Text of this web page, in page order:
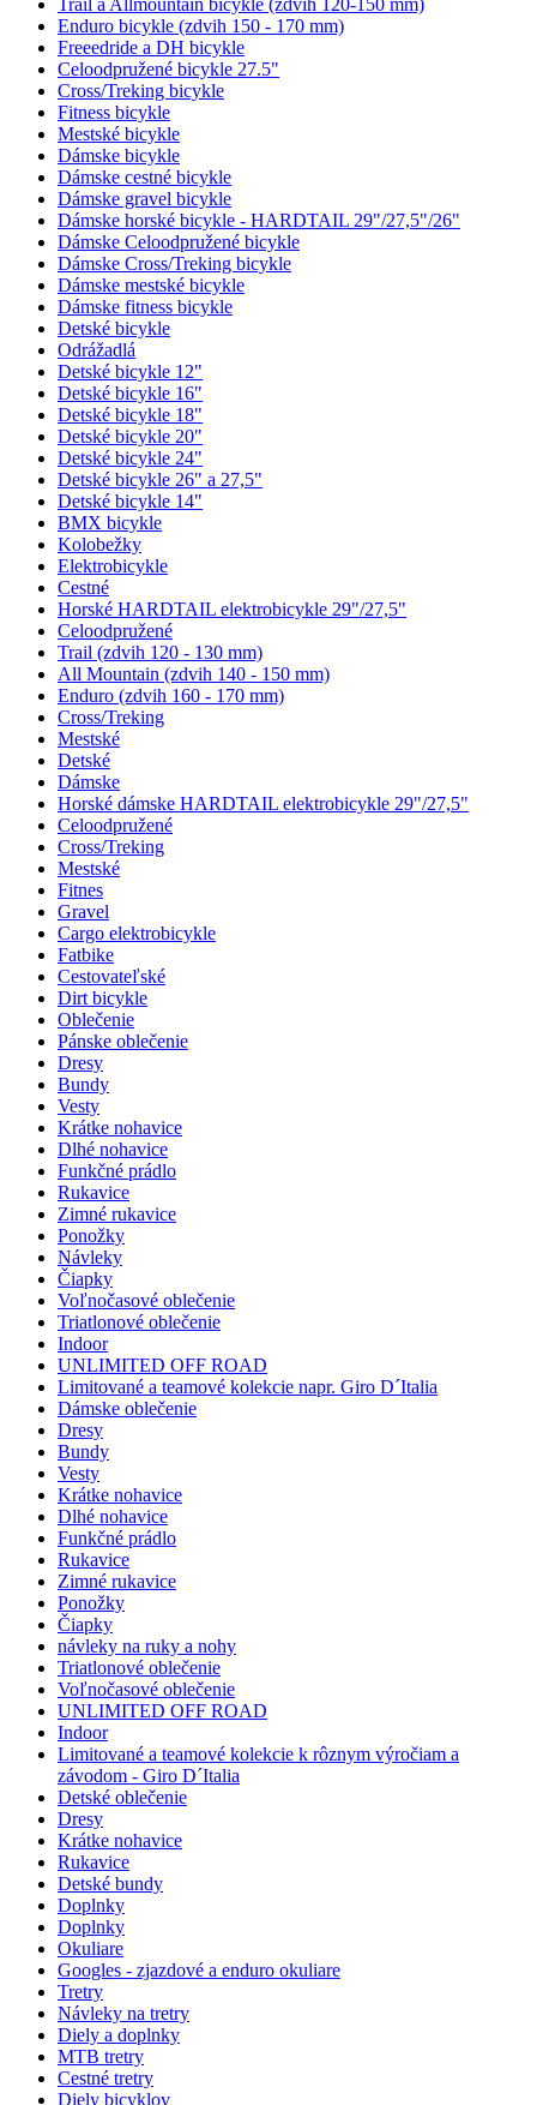
Trail a Allmountain bicykle (zdvih 120-150 mm)
Enduro bicykle (zdvih 150 - 170 mm)
Freeedride a DH bicykle
Celoodpružené bicykle 27.5"
Cross/Treking bicykle
Fitness bicykle
Mestské bicykle
Dámske bicykle
Dámske cestné bicykle
Dámske gravel bicykle
Dámske horské bicykle - HARDTAIL 29"/27,5"/26"
Dámske Celoodpružené bicykle
Dámske Cross/Treking bicykle
Dámske mestské bicykle
Dámske fitness bicykle
Detské bicykle
Odrážadlá
Detské bicykle 12"
Detské bicykle 16"
Detské bicykle 18"
Detské bicykle 20"
Detské bicykle 24"
Detské bicykle 26" a 27,5"
Detské bicykle 14"
BMX bicykle
Kolobežky
Elektrobicykle
Cestné
Horské HARDTAIL elektrobicykle 29"/27,5"
Celoodpružené
Trail (zdvih 120 - 130 mm)
All Mountain (zdvih 140 - 150 mm)
Enduro (zdvih 160 - 170 mm)
Cross/Treking
Mestské
Detské
Dámske
Horské dámske HARDTAIL elektrobicykle 29"/27,5"
Celoodpružené
Cross/Treking
Mestské
Fitnes
Gravel
Cargo elektrobicykle
Fatbike
Cestovateľské
Dirt bicykle
Oblečenie
Pánske oblečenie
Dresy
Bundy
Vesty
Krátke nohavice
Dlhé nohavice
Funkčné prádlo
Rukavice
Zimné rukavice
Ponožky
Návleky
Čiapky
Voľnočasové oblečenie
Triatlonové oblečenie
Indoor
UNLIMITED OFF ROAD
Limitované a teamové kolekcie napr. Giro D´Italia
Dámske oblečenie
Dresy
Bundy
Vesty
Krátke nohavice
Dlhé nohavice
Funkčné prádlo
Rukavice
Zimné rukavice
Ponožky
Čiapky
návleky na ruky a nohy
Triatlonové oblečenie
Voľnočasové oblečenie
UNLIMITED OFF ROAD
Indoor
Limitované a teamové kolekcie k rôznym výročiam a
závodom - Giro D´Italia
Detské oblečenie
Dresy
Krátke nohavice
Rukavice
Detské bundy
Doplnky
Doplnky
Okuliare
Googles - zjazdové a enduro okuliare
Tretry
Návleky na tretry
Diely a doplnky
MTB tretry
Cestné tretry
Diely bicyklov